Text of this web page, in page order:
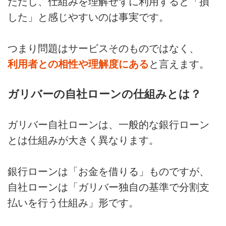
した」と感じやすいのは事実です。
つまり問題はサービスそのものではなく、
利用者との相性や理解度にあると言えます。
ガリバーの自社ローンの仕組みとは？
ガリバー自社ローンは、一般的な銀行ローン
とは仕組みが大きく異なります。
銀行ローンは「お金を借りる」ものですが、
自社ローンは「ガリバー独自の基準で分割支
払いを行う仕組み」形です。